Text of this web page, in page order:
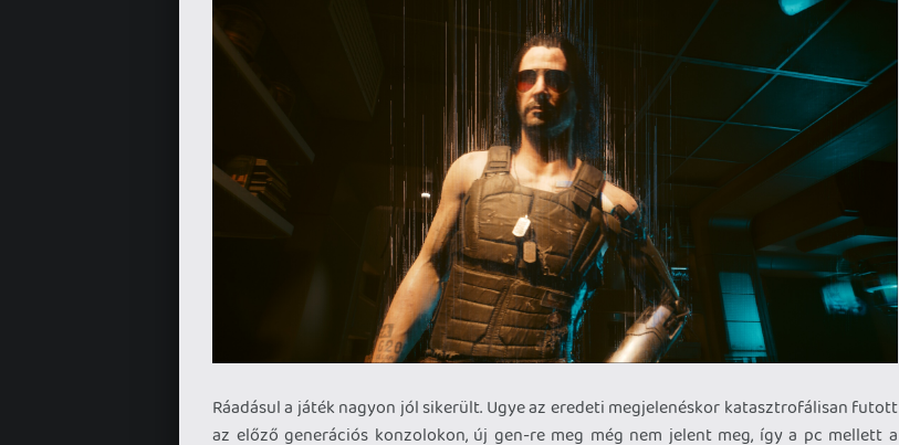
Ráadásul a játék nagyon jól sikerült. Ugye az eredeti megjelenéskor katasztrofálisan futott
az előző generációs konzolokon, új gen-re meg még nem jelent meg, így a pc mellett a